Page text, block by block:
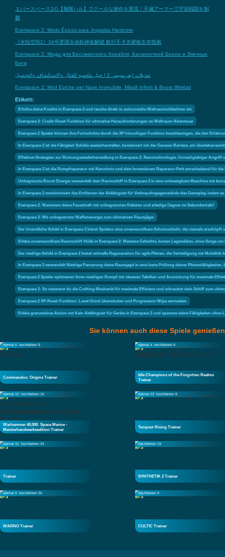
エバースペース2の【無限ハル】でクールな操作を実現！不滅アーマーで宇宙戦闘を制
覇
Everspace 2: Mods Épicos para Jogadas Hardcore
《永恒空间2》34号星团永动机神装解锁 航行不卡关硬核生存指南
Everspace 2: Моды для Бессмертного Корабля, Бесконечной Брони и Эпичных
Битв
تعديلات إيفرسبيس 2 | حيل ملحمية للقتال والاستكشاف والتحصيل
Everspace 2: Mod Epiche per Nave Invincibile, Missili Infiniti & Boost Illimitati
Etikett:
Erhöhe deine Kredite in Everspace 2 und tauche direkt in actionreiche Weltraumschlachten ein
Everspace 2: Credit-Reset-Funktion für ultimative Herausforderungen im Weltraum-Abenteuer
Everspace 2 Spieler können ihre Fortschritte durch die XP hinzufügen Funktion beschleunigen, die den
In Everspace 2 ist die Fähigkeit Schilde wiederherstellen, kombiniert mit der Genesis-Barriere, ein
Effektive Strategien zur Rüstungswiederherstellung in Everspace 2: Nanotechnologie, Unnachgiebiger Angriff
In Everspace 2 ist die Rumpfreparatur mit Nanobots und dem kostenlosen Reparatur-Perk entscheidend für
Unbegrenzte Boost-Energie verwandelt dein Raumschiff in Everspace 2 in eine unbesiegbare Maschine mit
In Everspace 2 revolutioniert das Entfernen der Abklingzeit für Verbrauchsgegenstände das Gameplay,
Everspace 2: Maximiere deine Feuerkraft mit unbegrenzten Raketen und erledige Gegner im Sekundentakt!
Everspace 2: Mit unbegrenzter Waffenenergie zum ultimativen Raumjäger
Der Unendliche Schild in Everspace 2 bietet Spielern eine unverwundbare Schutzschicht, die niemals
Erlebe unverwundbare Raumschiff-Hülle in Everspace 2: Meistere Gefechte, looten Legendäres, ohne Sorge um
Der niedrige Schild in Everspace 2 bietet schnelle Regeneration für agile Piloten, die Verteidigung mit Mobilität
In Everspace 2 verwandelt Niedrige Panzerung deine Raumjagd in eine harte Prüfung deiner
Everspace 2 Spieler optimieren ihren niedrigen Rumpf mit cleveren Taktiken und Ausrüstung für maximale
Everspace 2: So meisterst du die Crafting-Mechanik für maximale Effizienz und schraubst dein Schiff zum
Everspace 2 XP-Reset-Funktion: Level-Grind überwinden und Progression-Wipe vermeiden
Erlebe grenzenlose Action mit Kein Abklingzeit für Geräte in Everspace 2 und spamme deine Fähigkeiten ohne
Sie können auch diese Spiele genießen
normal 5 hochfahren 9
Commandos: Origins Trainer
normal 4 hochfahren 9
Idle Champions of the Forgotten Realms
Trainer
normal 10 hochfahren 16
Warhammer 40,000: Space Marine -
Meisterhandwerksedition Trainer
normal 23 hochfahren 8
Tempest Rising Trainer
normal 31 hochfahren 24
Trainer
hochfahren 19
SYNTHETIK 2 Trainer
normal 6 hochfahren 26
WARNO Trainer
hochfahren 9
CULTIC Trainer